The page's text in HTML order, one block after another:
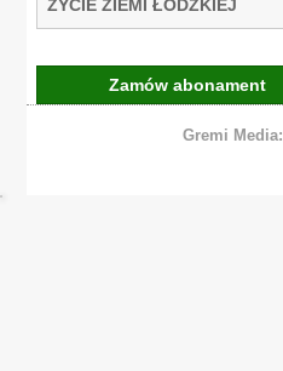
ŻYCIE ZIEMI ŁÓDZKIEJ
Zamów abonament
Gremi Media: